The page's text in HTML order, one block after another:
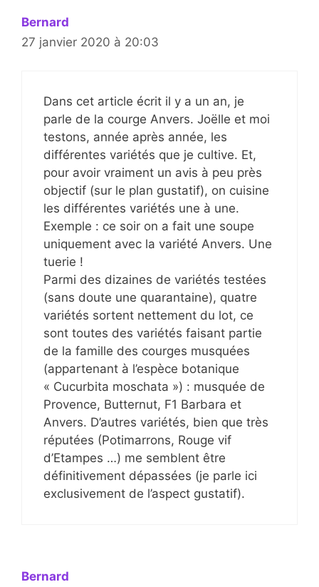
Bernard
27 janvier 2020 à 20:03
Dans cet article écrit il y a un an, je
parle de la courge Anvers. Joëlle et moi
testons, année après année, les
différentes variétés que je cultive. Et,
pour avoir vraiment un avis à peu près
objectif (sur le plan gustatif), on cuisine
les différentes variétés une à une.
Exemple : ce soir on a fait une soupe
uniquement avec la variété Anvers. Une
tuerie !
Parmi des dizaines de variétés testées
(sans doute une quarantaine), quatre
variétés sortent nettement du lot, ce
sont toutes des variétés faisant partie
de la famille des courges musquées
(appartenant à l’espèce botanique
« Cucurbita moschata ») : musquée de
Provence, Butternut, F1 Barbara et
Anvers. D’autres variétés, bien que très
réputées (Potimarrons, Rouge vif
d’Etampes …) me semblent être
définitivement dépassées (je parle ici
exclusivement de l’aspect gustatif).
Bernard